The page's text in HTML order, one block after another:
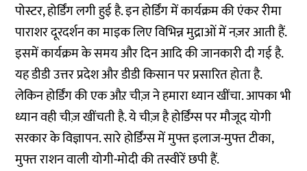
पोस्टर, होर्डिंग लगी हुई है. इन होर्डिंग में कार्यक्रम की एंकर रीमा
पाराशर दूरदर्शन का माइक लिए विभिन्न मुद्राओं में नज़र आती हैं.
इसमें कार्यक्रम के समय और दिन आदि की जानकारी दी गई है.
यह डीडी उत्तर प्रदेश और डीडी किसान पर प्रसारित होता है.
लेकिन होर्डिंग की एक औऱ चीज़ ने हमारा ध्यान खींचा. आपका भी
ध्यान वही चीज़ खींचती है. ये चीज़ है होर्डिंग्स पर मौजूद योगी
सरकार के विज्ञापन. सारे होर्डिंग्स में मुफ्त इलाज-मुफ्त टीका,
मुफ्त राशन वाली योगी-मोदी की तस्वीरें छपी हैं.